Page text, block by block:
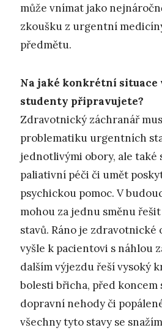
může vnímat jako
zkoušku z urgentní
předmětu.
Na jaké konkrétní situace
studenty připravujete?
Zdravotnický záchranář
problematiku urgentních
jednotlivými obory, ale také
paliativní péči či umět
psychickou pomoc. V
mohou za jednu směnu
stavů. Ráno je
vyšle k pacientovi s náhlou
dalším výjezdu řeší vysoký
bolesti břicha, před koncem
dopravní nehody či
všechny tyto stavy se